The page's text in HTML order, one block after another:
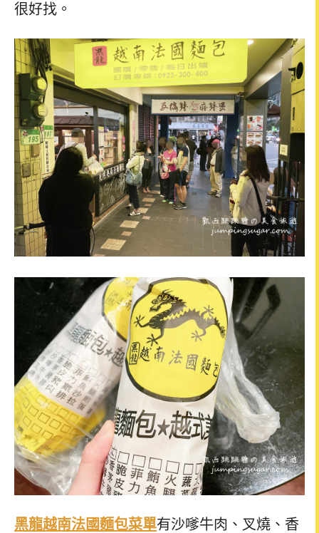
很好找。
黑龍越南法國麵包菜單有沙嗲牛肉、叉燒、香